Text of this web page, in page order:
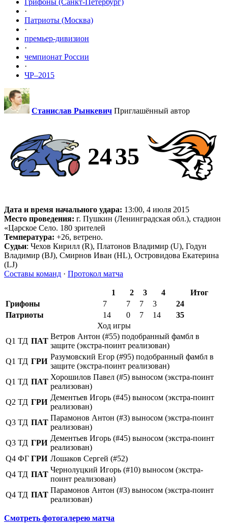
·
Патриоты (Москва)
·
премьер-дивизион
·
чемпионат России
·
ЧР–2015
Станислав Рынкевич Приглашённый автор
2435
Дата и время начального удара: 13:00, 4 июля 2015
Место проведения: г. Пушкин (Ленинградская обл.), стадион
«Царское Село. 180 зрителей
Температура: +26, ветрено.
Судьи: Чехов Кирилл (R), Платонов Владимир (U), Годун
Владимир (BJ), Смирнов Иван (HL), Островидова Екатерина
(LJ)
Составы команд · Протокол матча
1 2 3 4
Итог
Грифоны
7 7 7 3
24
Патриоты
14 0 7 14
35
Ход игры
Q1 ТД ПАТ
Ветров Антон (#55) подобранный фамбл в
защите (экстра-поинт реализован)
Q1 ТД ГРИ
Разумовский Егор (#95) подобранный фамбл в
защите (экстра-поинт реализован)
Q1 ТД ПАТ
Хорошилов Павел (#5) выносом (экстра-поинт
реализован)
Q2 ТД ГРИ
Дементьев Игорь (#45) выносом (экстра-поинт
реализован)
Q3 ТД ПАТ
Парамонов Антон (#3) выносом (экстра-поинт
реализован)
Q3 ТД ГРИ
Дементьев Игорь (#45) выносом (экстра-поинт
реализован)
Q4 ФГ ГРИ Лошаков Сергей (#52)
Q4 ТД ПАТ
Чернолуцкий Игорь (#10) выносом (экстра-
поинт реализован)
Q4 ТД ПАТ
Парамонов Антон (#3) выносом (экстра-поинт
реализован)
Смотреть фотогалерею матча